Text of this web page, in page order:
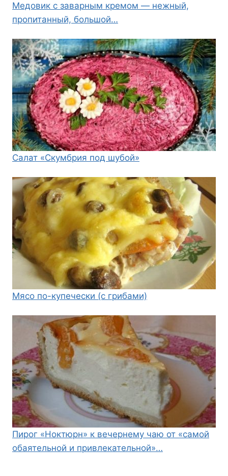
Медовик с заварным кремом — нежный,
пропитанный, большой…
Салат «Скумбрия под шубой»
Мясо по-купечески (с грибами)
Пирог «Ноктюрн» к вечернему чаю от «самой
обаятельной и привлекательной»…